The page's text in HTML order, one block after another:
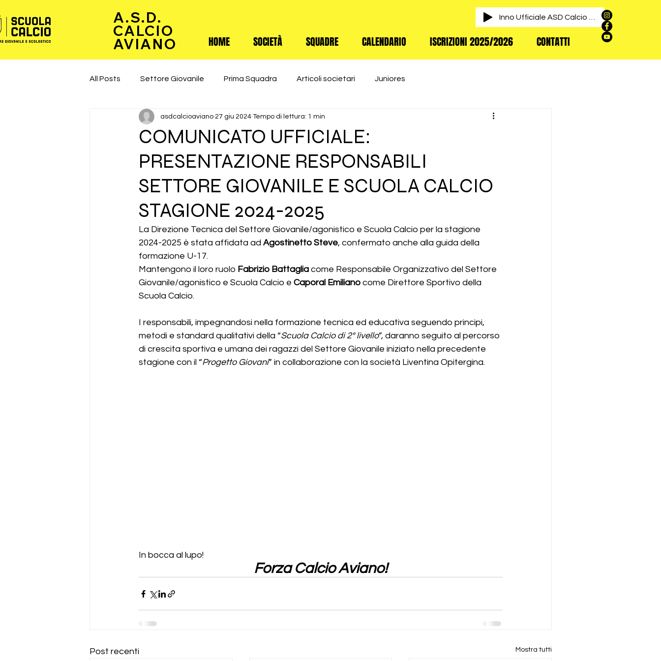
A.S.D.
CALCIO
AVIANO HOME SOCIETÀ SQUADRE CALENDARIO ISCRIZIONI 2025/2026 CONTATTI
All Posts Settore Giovanile Prima Squadra Articoli societari Juniores
COMUNICATO UFFICIALE:
PRESENTAZIONE RESPONSABILI
SETTORE GIOVANILE E SCUOLA CALCIO
STAGIONE 2024-2025
asdcalcioaviano 27 giu 2024 Tempo di lettura: 1 min
La Direzione Tecnica del Settore Giovanile/agonistico e Scuola Calcio per la stagione
2024-2025 è stata affidata ad Agostinetto Steve, confermato anche alla guida della
formazione U-17.
Mantengono il loro ruolo Fabrizio Battaglia come Responsabile Organizzativo del Settore
Giovanile/agonistico e Scuola Calcio e Caporal Emiliano come Direttore Sportivo della
Scuola Calcio.
I responsabili, impegnandosi nella formazione tecnica ed educativa seguendo principi,
metodi e standard qualitativi della “Scuola Calcio di 2° livello”, daranno seguito al percorso
di crescita sportiva e umana dei ragazzi del Settore Giovanile iniziato nella precedente
stagione con il “Progetto Giovani” in collaborazione con la società Liventina Opitergina.
In bocca al lupo!
Forza Calcio Aviano!
Post recenti Mostra tutti